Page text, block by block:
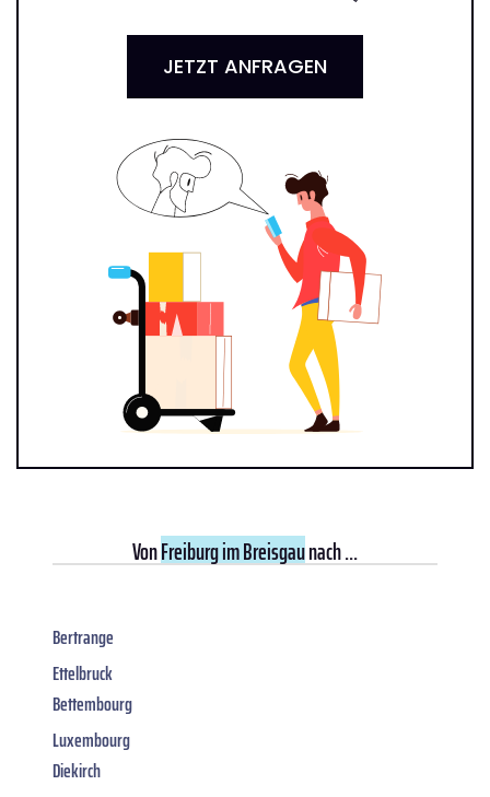
JETZT ANFRAGEN
VonFreiburg im Breisgaunach ...
Bertrange
Ettelbruck
Bettembourg
Luxembourg
Diekirch